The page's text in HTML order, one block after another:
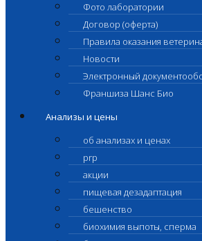
Фото лаборатории
Договор (оферта)
Правила оказания
Новости
Электронный
Франшиза Шанс Био
Анализы и цены
об анализах и ценах
prp
акции
пищевая дезадаптация
бешенство
биохимия выпоты, сперма